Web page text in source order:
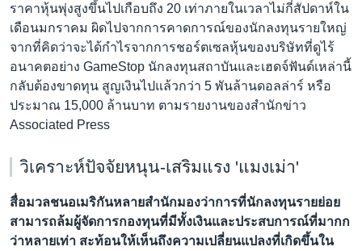
ราคาหุ้นพุ่งสูงขึ้นไปเกือบถึง 20 เท่าภายในเวลาไม่กี่สัปดาห์ใน
เดือนมกราคม ผิดไปจากการคาดการณ์ของนักลงทุนรายใหญ่
จากที่คิดว่าจะได้กำไรจากการชอร์ตเซลหุ้นของบริษัทที่ดูไร้
อนาคตอย่าง GameStop นักลงทุนสถาบันและเฮดจ์ฟันด์เหล่านี้
กลับต้องขาดทุน สูญเงินไปแล้วกว่า 5 พันล้านดอลล่าร์ หรือ
ประมาณ 15,000 ล้านบาท ตามรายงานของสำนักข่าว
Associated Press
วิเคราะห์ปัจจัยหนุน-เสริมแรง 'แมงเม่า'
สื่อมวลชนอเมริกันหลายสำนักมองว่าการที่นักลงทุนรายย่อย
สามารถล้มผู้จัดการกองทุนที่มีทั้งเงินและประสบการณ์ที่มากก
ว่าหลายเท่า สะท้อนให้เห็นถึงความเปลี่ยนแปลงที่เกิดขึ้นใน